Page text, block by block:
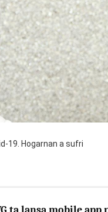
19. Hogarnan a sufri